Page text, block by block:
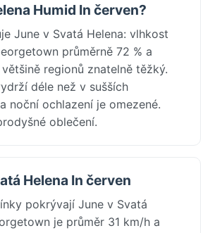
Humid In červen?
June v Svatá Helena: vlhkost
průměrně 72 % a
regionů znatelně těžký.
déle než v sušších
noční ochlazení je omezené.
oblečení.
Helena In červen
pokrývají June v Svatá
je průměr 31 km/h a